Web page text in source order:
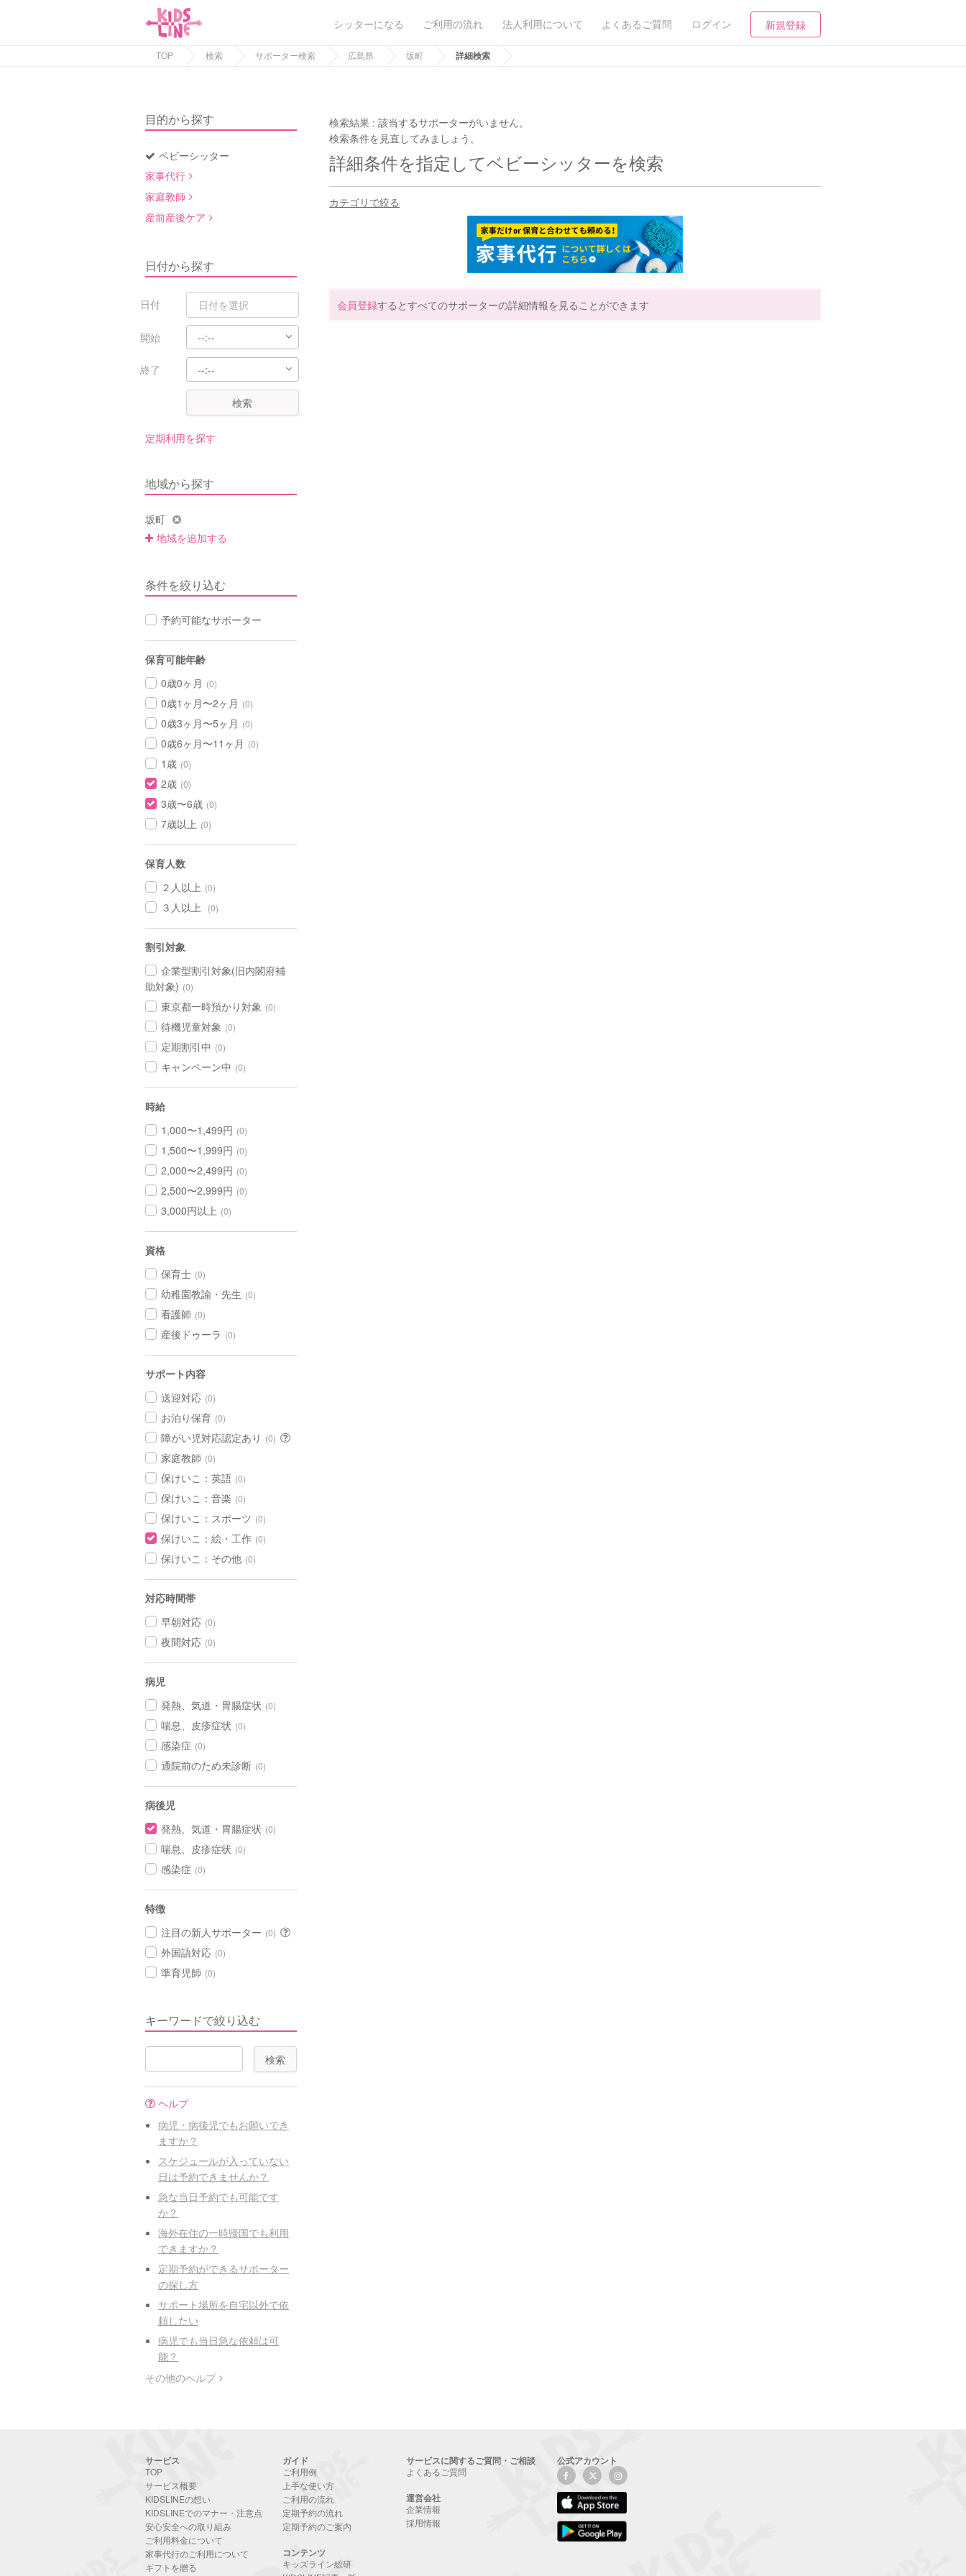
シッターになる ご利用の流れ 法人利用について よくあるご質問 ログイン 新規登録
TOP 検索 サポーター検索 広島県 坂町 詳細検索
目的から探す
ベビーシッター
家事代行
家庭教師
産前産後ケア
日付から探す
日付
開始
終了
検索
定期利用を探す
地域から探す
坂町
地域を追加する
条件を絞り込む
予約可能なサポーター
保育可能年齢
0歳0ヶ月 (0)
0歳1ヶ月〜2ヶ月 (0)
0歳3ヶ月〜5ヶ月 (0)
0歳6ヶ月〜11ヶ月 (0)
1歳 (0)
2歳 (0)
3歳〜6歳 (0)
7歳以上 (0)
保育人数
２人以上 (0)
３人以上 (0)
割引対象
企業型割引対象(旧内閣府補
助対象) (0)
東京都一時預かり対象 (0)
待機児童対象 (0)
定期割引中 (0)
キャンペーン中 (0)
時給
1,000〜1,499円 (0)
1,500〜1,999円 (0)
2,000〜2,499円 (0)
2,500〜2,999円 (0)
3,000円以上 (0)
資格
保育士 (0)
幼稚園教諭・先生 (0)
看護師 (0)
産後ドゥーラ (0)
サポート内容
送迎対応 (0)
お泊り保育 (0)
障がい児対応認定あり (0)
家庭教師 (0)
保けいこ：英語 (0)
保けいこ：音楽 (0)
保けいこ：スポーツ (0)
保けいこ：絵・工作 (0)
保けいこ：その他 (0)
対応時間帯
早朝対応 (0)
夜間対応 (0)
病児
発熱、気道・胃腸症状 (0)
喘息、皮疹症状 (0)
感染症 (0)
通院前のため未診断 (0)
病後児
発熱、気道・胃腸症状 (0)
喘息、皮疹症状 (0)
感染症 (0)
特徴
注目の新人サポーター (0)
外国語対応 (0)
準育児師 (0)
キーワードで絞り込む
ヘルプ
病児・病後児でもお願いでき
ますか？
スケジュールが入っていない
日は予約できませんか？
急な当日予約でも可能です
か？
海外在住の一時帰国でも利用
できますか？
定期予約ができるサポーター
の探し方
サポート場所を自宅以外で依
頼したい
病児でも当日急な依頼は可
能？
その他のヘルプ
検索結果 :該当するサポーターがいません。
検索条件を見直してみましょう。
詳細条件を指定してベビーシッターを検索
カテゴリで絞る
会員登録するとすべてのサポーターの詳細情報を見ることができます
サービス
TOP
サービス概要
KIDSLINEの想い
KIDSLINEでのマナー・注意点
安心安全への取り組み
ご利用料金について
家事代行のご利用について
ギフトを贈る
ガイド
ご利用例
上手な使い方
ご利用の流れ
定期予約の流れ
定期予約のご案内
コンテンツ
キッズライン総研
サービスに関するご質問・ご相談
よくあるご質問
運営会社
企業情報
採用情報
公式アカウント